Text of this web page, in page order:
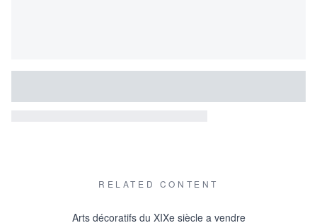
RELATED CONTENT
Arts décoratifs du XIXe siècle a vendre